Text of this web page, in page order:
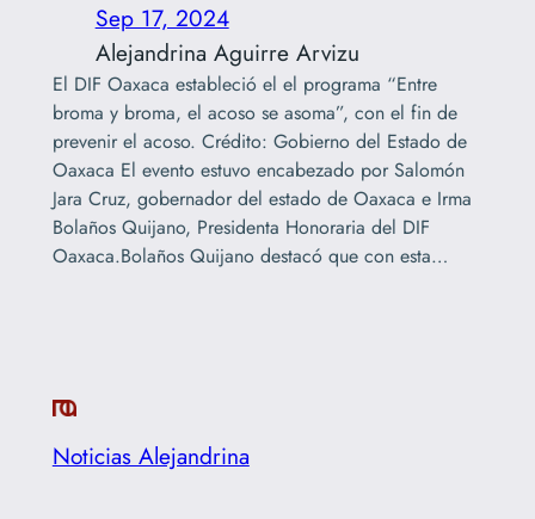
Sep 17, 2024
Alejandrina Aguirre Arvizu
El DIF Oaxaca estableció el el programa “Entre
broma y broma, el acoso se asoma”, con el fin de
prevenir el acoso. Crédito: Gobierno del Estado de
Oaxaca El evento estuvo encabezado por Salomón
Jara Cruz, gobernador del estado de Oaxaca e Irma
Bolaños Quijano, Presidenta Honoraria del DIF
Oaxaca.Bolaños Quijano destacó que con esta…
Noticias Alejandrina